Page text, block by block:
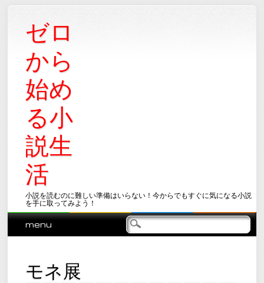
ゼロ
から
始め
る小
説生
活
小説を読むのに難しい準備はいらない！今からでもすぐに気になる小説
を手に取ってみよう！
Main menu
Skip
menu
モネ展